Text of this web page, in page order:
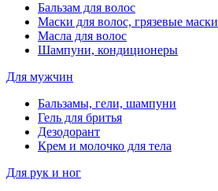
Бальзам для волос
Маски для волос, грязевые маски
Масла для волос
Шампуни, кондиционеры
Для мужчин
Бальзамы, гели, шампуни
Гель для бритья
Дезодорант
Крем и молочко для тела
Для рук и ног